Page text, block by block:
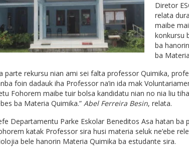
Diretor
relata
maibe
konkursu
ba
ba
parte rekursu nian ami sei falta professor Quimika,
foin dadauk iha Professor na’in ida mak
Fohorem maibe tuir bolsa kandidatu nian no nia liu
ba Materia Quimika.” Abel Ferreira Besin, relata.
Departamentu Parke Eskolar Beneditos Asa hatan ba
katak Professor sira husi materia seluk ne’ebe
bele hanorin Materia Quimika ba estudante sira.